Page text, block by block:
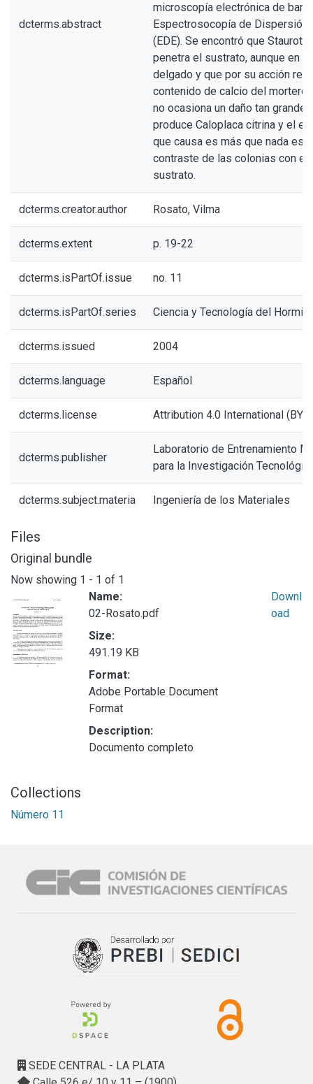
dcterms.abstract
microscopía electrónica de
Espectrosocopía de Dispersión
(EDE). Se encontró que
penetra el sustrato, aunque en
delgado y que por su acción
contenido de calcio del mortero.
no ocasiona un daño tan grande
produce Caloplaca citrina y el
que causa es más que nada
contraste de las colonias con el
sustrato.
dcterms.creator.author Rosato, Vilma
dcterms.extent p. 19-22
dcterms.isPartOf.issue no. 11
dcterms.isPartOf.series Ciencia y Tecnología del
dcterms.issued 2004
dcterms.language Español
dcterms.license Attribution 4.0 International (BY
dcterms.publisher
Laboratorio de Entrenamiento
para la Investigación
dcterms.subject.materia Ingeniería de los Materiales
Files
Original bundle
Now showing 1 - 1 of 1
Name:
02-Rosato.pdf
Size:
491.19 KB
Format:
Adobe Portable Document
Format
Description:
Documento completo
Downl
oad
Collections
Número 11
SEDE CENTRAL - LA PLATA